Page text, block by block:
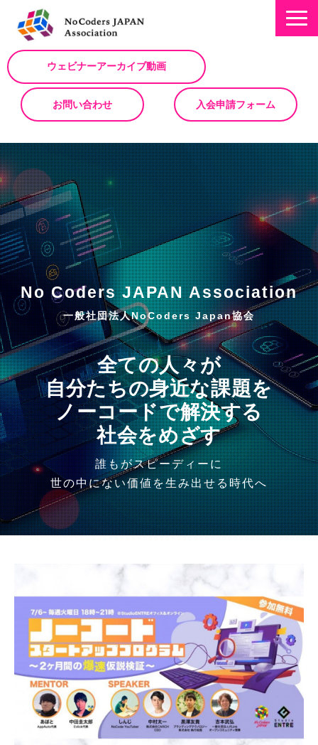
ウェビナーアーカイブ動画
お問い合わせ 入会申請フォーム
ミッション
お知らせ/NEWS
NoCodeサミット
イベント一覧
入会について
No Code サービスを動画で紹介
ノーコードコラム
No Coders JAPAN Association
一般社団法人NoCoders Japan協会
全ての人々が
自分たちの身近な課題を
ノーコードで解決する
社会をめざす
誰もがスピーディーに
世の中にない価値を生み出せる時代へ